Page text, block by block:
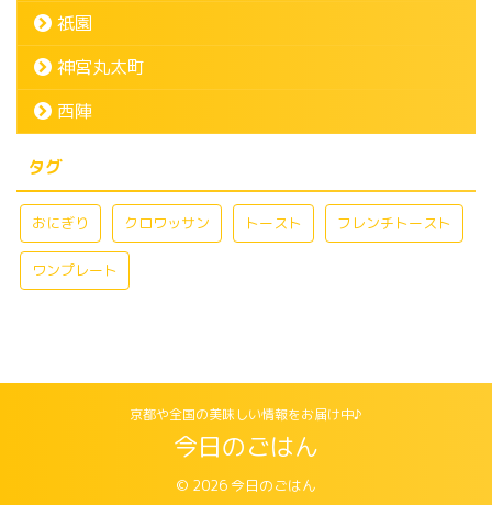
祇園
神宮丸太町
西陣
タグ
おにぎり クロワッサン トースト フレンチトースト
ワンプレート
京都や全国の美味しい情報をお届け中♪
今日のごはん
© 2026 今日のごはん